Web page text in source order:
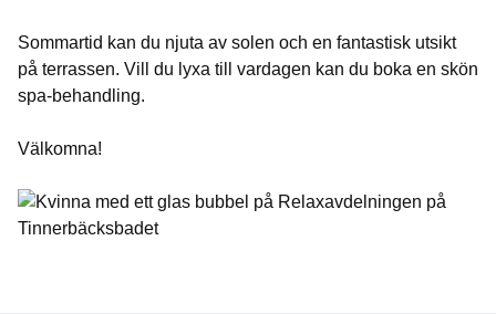
Sommartid kan du njuta av solen och en fantastisk utsikt
på terrassen. Vill du lyxa till vardagen kan du boka en skön
spa-behandling.
Välkomna!